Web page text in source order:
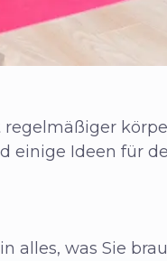
einige Ideen für
alles, was Sie